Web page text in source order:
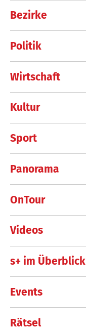
Bezirke
Politik
Wirtschaft
Kultur
Sport
Panorama
OnTour
Videos
s+ im Überblick
Events
Rätsel